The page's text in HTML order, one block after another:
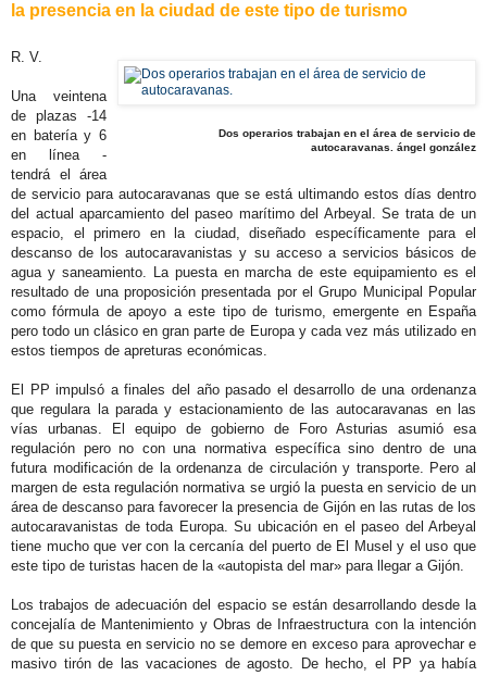
la presencia en la ciudad de este tipo de turismo
Dos operarios trabajan en el área de servicio de
autocaravanas. ángel gonzález
R. V.
Una veintena
de plazas -14
en batería y 6
en línea -
tendrá el área
de servicio para autocaravanas que se está ultimando estos días dentro
del actual aparcamiento del paseo marítimo del Arbeyal. Se trata de un
espacio, el primero en la ciudad, diseñado específicamente para el
descanso de los autocaravanistas y su acceso a servicios básicos de
agua y saneamiento. La puesta en marcha de este equipamiento es el
resultado de una proposición presentada por el Grupo Municipal Popular
como fórmula de apoyo a este tipo de turismo, emergente en España
pero todo un clásico en gran parte de Europa y cada vez más utilizado en
estos tiempos de apreturas económicas.
El PP impulsó a finales del año pasado el desarrollo de una ordenanza
que regulara la parada y estacionamiento de las autocaravanas en las
vías urbanas. El equipo de gobierno de Foro Asturias asumió esa
regulación pero no con una normativa específica sino dentro de una
futura modificación de la ordenanza de circulación y transporte. Pero al
margen de esta regulación normativa se urgió la puesta en servicio de un
área de descanso para favorecer la presencia de Gijón en las rutas de los
autocaravanistas de toda Europa. Su ubicación en el paseo del Arbeyal
tiene mucho que ver con la cercanía del puerto de El Musel y el uso que
este tipo de turistas hacen de la «autopista del mar» para llegar a Gijón.
Los trabajos de adecuación del espacio se están desarrollando desde la
concejalía de Mantenimiento y Obras de Infraestructura con la intención
de que su puesta en servicio no se demore en exceso para aprovechar e
masivo tirón de las vacaciones de agosto. De hecho, el PP ya había